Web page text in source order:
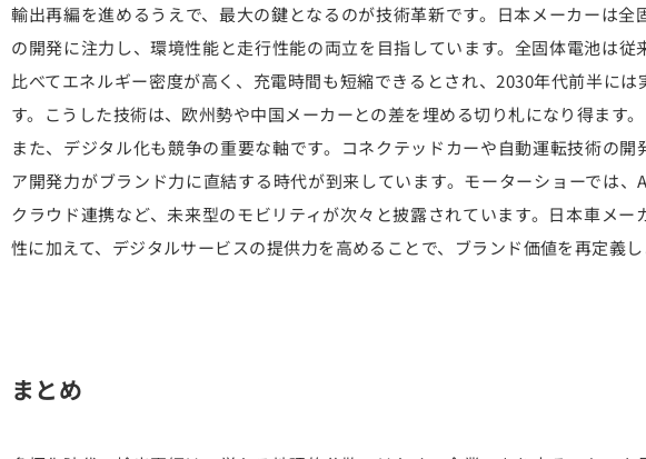
輸出再編を進めるうえで、最大の鍵となるのが技術革新です。日本メーカーは全
の開発に注力し、環境性能と走行性能の両立を目指しています。全固体電池は従
比べてエネルギー密度が高く、充電時間も短縮できるとされ、2030年代前半には
す。こうした技術は、欧州勢や中国メーカーとの差を埋める切り札になり得ます。
また、デジタル化も競争の重要な軸です。コネクテッドカーや自動運転技術の開
ア開発力がブランド力に直結する時代が到来しています。モーターショーでは、
クラウド連携など、未来型のモビリティが次々と披露されています。日本車メー
性に加えて、デジタルサービスの提供力を高めることで、ブランド価値を再定義し
まとめ